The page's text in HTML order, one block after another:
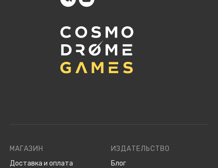
МАГАЗИН
Доставка и оплата
ИЗДАТЕЛЬСТВО
Блог